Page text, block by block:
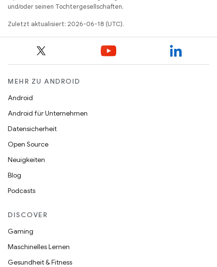
und/oder seinen Tochtergesellschaften.
Zuletzt aktualisiert: 2026-06-18 (UTC).
MEHR ZU ANDROID
Android
Android für Unternehmen
Datensicherheit
Open Source
Neuigkeiten
Blog
Podcasts
DISCOVER
Gaming
Maschinelles Lernen
Gesundheit & Fitness